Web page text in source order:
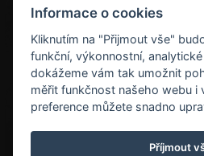
Informace o cookies
Kliknutím na "Přijmout vše"
funkční, výkonnostní,
dokážeme vám tak umožnit
měřit funkčnost našeho webu i
preference můžete snadno
Příjmout
Kontaktní
E-mail:
+420 605 55